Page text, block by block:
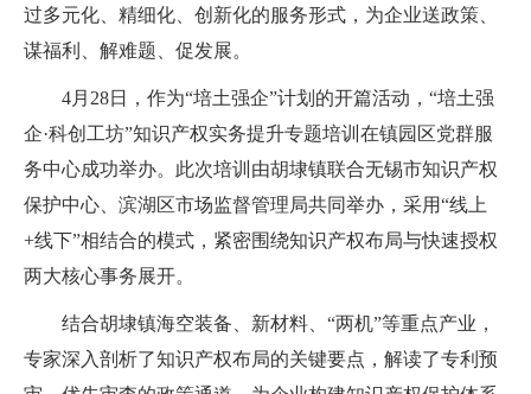
过多元化、精细化、创新化的服务形式，为企业送政策、
谋福利、解难题、促发展。
4月28日，作为“培土强企”计划的开篇活动，“培土强
企·科创工坊”知识产权实务提升专题培训在镇园区党群服
务中心成功举办。此次培训由胡埭镇联合无锡市知识产权
保护中心、滨湖区市场监督管理局共同举办，采用“线上
+线下”相结合的模式，紧密围绕知识产权布局与快速授权
两大核心事务展开。
结合胡埭镇海空装备、新材料、“两机”等重点产业，
专家深入剖析了知识产权布局的关键要点，解读了专利预